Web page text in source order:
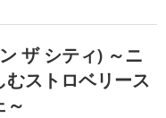
ザ シティ) ～ニ
ストロベリース
～